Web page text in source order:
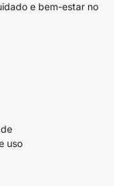
e bem-estar no
uso